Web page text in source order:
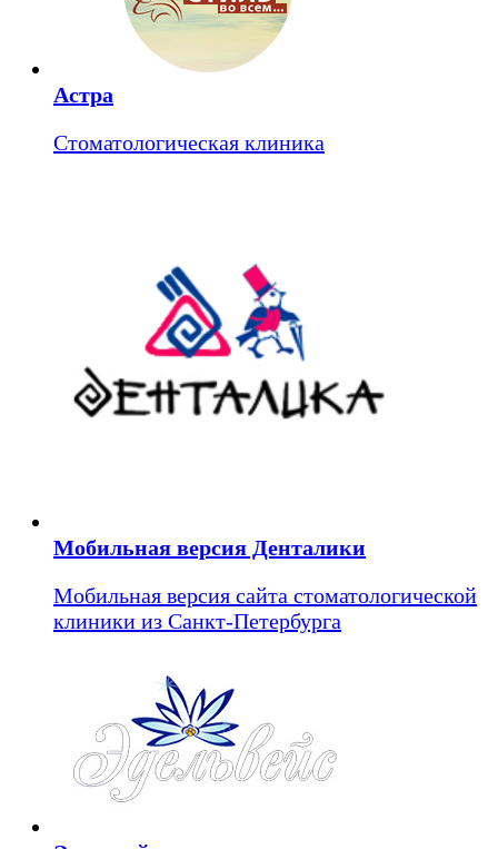
Астра
Стоматологическая клиника
Мобильная версия Денталики
Мобильная версия сайта стоматологической
клиники из Санкт-Петербурга